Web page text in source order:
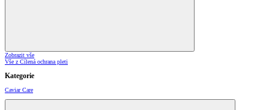
Zobrazit vše
Vše z Cílená ochrana pleti
Kategorie
Caviar Care